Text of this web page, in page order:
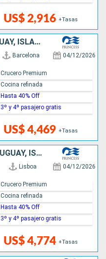
US$ 2,916 +Tasas
ESPAÑA, ARGENTINA, URUGUAY, ISLAS MALVINAS, CHILE
Barcelona 04/12/2026
US$ 4,469 +Tasas
Crucero Premium
Cocina refinada
Hasta 40% Off
3º y 4º pasajero gratis
PORTUGAL, ARGENTINA, URUGUAY, ISLAS MALVINAS, CHILE
Lisboa 04/12/2026
US$ 4,774 +Tasas
Crucero Premium
Cocina refinada
Hasta 40% Off
3º y 4º pasajero gratis